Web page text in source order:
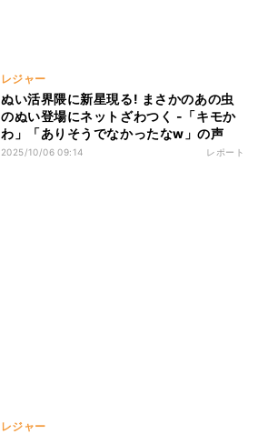
レジャー
ぬい活界隈に新星現る! まさかのあの虫
のぬい登場にネットざわつく -「キモか
わ」「ありそうでなかったなw」の声
2025/10/06 09:14 レポート
レジャー